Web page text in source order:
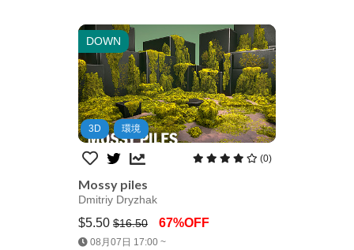
DOWN
3D 環境
(0)
Mossy piles
Dmitriy Dryzhak
$5.50 $16.50 67%OFF
08月07日 17:00 ~Jump AssetStore